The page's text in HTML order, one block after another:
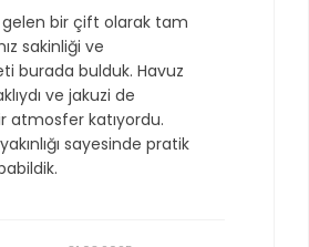
bir çift olarak tam
sakinliği ve
burada bulduk. Havuz
ve jakuzi de
atmosfer katıyordu.
sayesinde pratik